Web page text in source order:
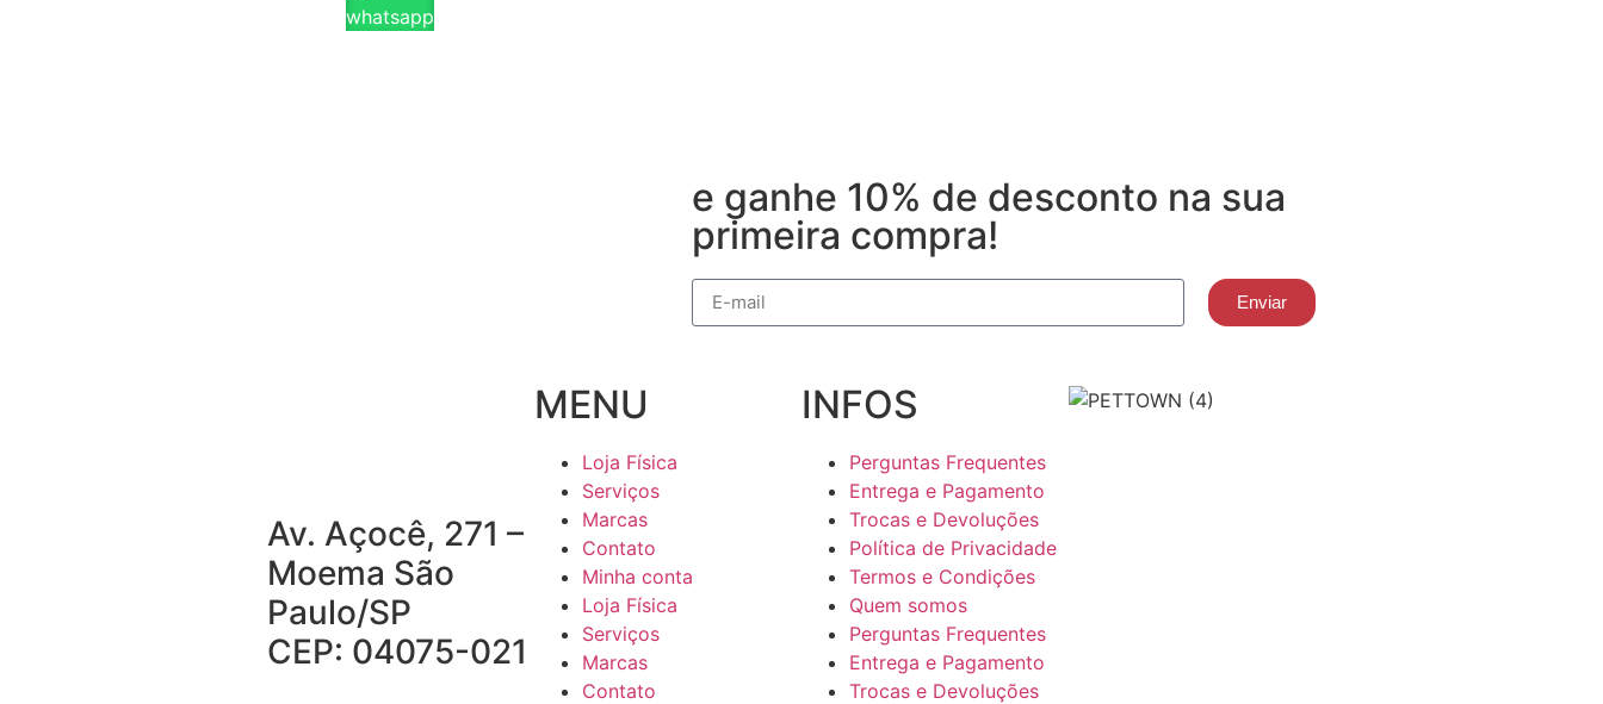
whatsapp
e ganhe 10% de desconto na sua
primeira compra!
Enviar
Av. Açocê, 271 –
Moema São
Paulo/SP
CEP: 04075-021
MENU
Loja Física
Serviços
Marcas
Contato
Minha conta
Loja Física
Serviços
Marcas
Contato
INFOS
Perguntas Frequentes
Entrega e Pagamento
Trocas e Devoluções
Política de Privacidade
Termos e Condições
Quem somos
Perguntas Frequentes
Entrega e Pagamento
Trocas e Devoluções